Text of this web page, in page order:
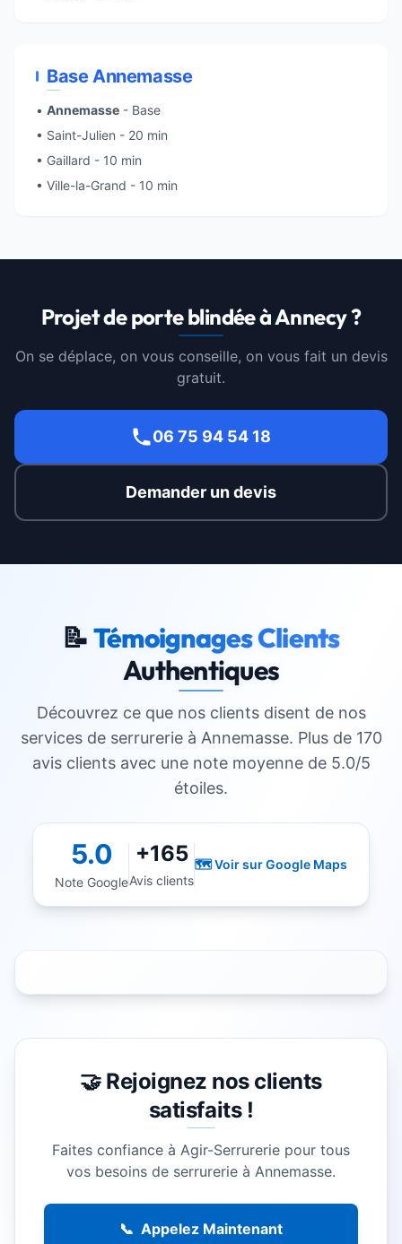
Base Annemasse
• Annemasse - Base
• Saint-Julien - 20 min
• Gaillard - 10 min
• Ville-la-Grand - 10 min
Projet de porte blindée à Annecy ?
On se déplace, on vous conseille, on vous fait un devis
gratuit.
06 75 94 54 18
Demander un devis
📝Témoignages Clients
Authentiques
Découvrez ce que nos clients disent de nos
services de serrurerie à Annemasse. Plus de 170
avis clients avec une note moyenne de 5.0/5
étoiles.
5.0
Note Google
+165
Avis clients
🗺️ Voir sur Google Maps
🤝 Rejoignez nos clients
satisfaits !
Faites confiance à Agir-Serrurerie pour tous
vos besoins de serrurerie à Annemasse.
📞 Appelez Maintenant